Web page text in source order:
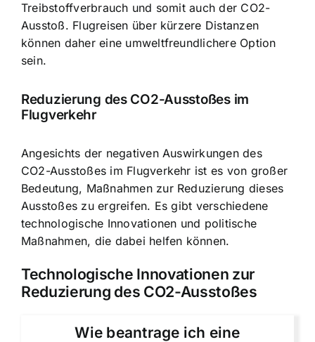
Treibstoffverbrauch und somit auch der CO2-
Ausstoß. Flugreisen über kürzere Distanzen
können daher eine umweltfreundlichere Option
sein.
Reduzierung des CO2-Ausstoßes im
Flugverkehr
Angesichts der negativen Auswirkungen des
CO2-Ausstoßes im Flugverkehr ist es von großer
Bedeutung, Maßnahmen zur Reduzierung dieses
Ausstoßes zu ergreifen. Es gibt verschiedene
technologische Innovationen und politische
Maßnahmen, die dabei helfen können.
Technologische Innovationen zur
Reduzierung des CO2-Ausstoßes
Wie beantrage ich eine